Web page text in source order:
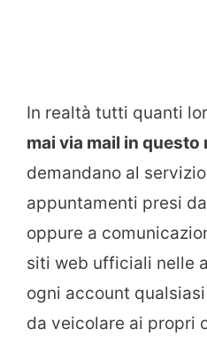
In realtà tutti quanti
mai via mail in questo
demandano al
appuntamenti presi
oppure a
siti web ufficiali nelle
ogni account
da veicolare ai propri